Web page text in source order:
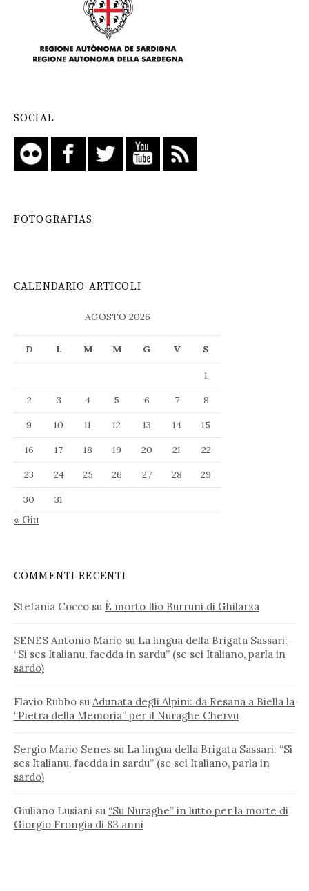
SOCIAL
FOTOGRAFIAS
CALENDARIO ARTICOLI
AGOSTO 2026
D L M M G V S
1
2
3 4 5 6 7
8
9
10 11 12 13 14
15
16
17 18 19 20 21
22
23
24 25 26 27 28
29
30
31
« Giu
COMMENTI RECENTI
Stefania Cocco su È morto Ilio Burruni di Ghilarza
SENES Antonio Mario su La lingua della Brigata Sassari:
“Si ses Italianu, faedda in sardu” (se sei Italiano, parla in
sardo)
Flavio Rubbo su Adunata degli Alpini: da Resana a Biella la
“Pietra della Memoria” per il Nuraghe Chervu
Sergio Mario Senes su La lingua della Brigata Sassari: “Si
ses Italianu, faedda in sardu” (se sei Italiano, parla in
sardo)
Giuliano Lusiani su “Su Nuraghe” in lutto per la morte di
Giorgio Frongia di 83 anni